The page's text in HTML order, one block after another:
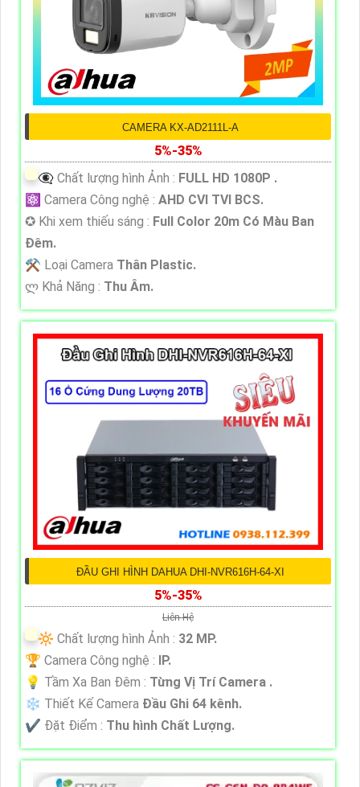
CAMERA KX-AD2111L-A
5%-35%
👁️‍🗨 Chất lượng hình Ảnh : FULL HD 1080P .
⚛️ Camera Công nghệ : AHD CVI TVI BCS.
✪ Khi xem thiếu sáng : Full Color 20m Có Màu Ban
Ðêm.
⚒ Loại Camera Thân Plastic.
️ლ Khả Năng : Thu Âm.
ĐẦU GHI HÌNH DAHUA DHI-NVR616H-64-XI
5%-35%
Liên Hệ
🔆 Chất lượng hình Ảnh : 32 MP.
🏆 Camera Công nghệ : IP.
💡 Tầm Xa Ban Đêm : Từng Vị Trí Camera .
❄ Thiết Kế Camera Đầu Ghi 64 kênh.
️✔️ Đặt Điểm : Thu hình Chất Lượng.